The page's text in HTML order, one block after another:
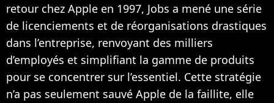
retour chez Apple en 1997, Jobs a mené une série
de licenciements et de réorganisations drastiques
dans l’entreprise, renvoyant des milliers
d’employés et simplifiant la gamme de produits
pour se concentrer sur l’essentiel. Cette stratégie
n’a pas seulement sauvé Apple de la faillite, elle